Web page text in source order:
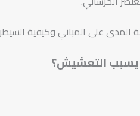
المدى على المباني وكيفية
يسبب التعشيش؟